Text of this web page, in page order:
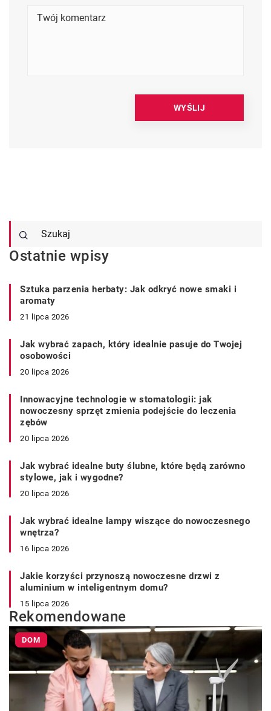
Ostatnie wpisy
Sztuka parzenia herbaty: Jak odkryć nowe smaki i
aromaty
21 lipca 2026
Jak wybrać zapach, który idealnie pasuje do Twojej
osobowości
20 lipca 2026
Innowacyjne technologie w stomatologii: jak
nowoczesny sprzęt zmienia podejście do leczenia
zębów
20 lipca 2026
Jak wybrać idealne buty ślubne, które będą zarówno
stylowe, jak i wygodne?
20 lipca 2026
Jak wybrać idealne lampy wiszące do nowoczesnego
wnętrza?
16 lipca 2026
Jakie korzyści przynoszą nowoczesne drzwi z
aluminium w inteligentnym domu?
15 lipca 2026
Rekomendowane
DOM